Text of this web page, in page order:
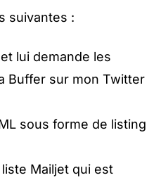
suivantes :
lui demande les
Buffer sur mon Twitter
sous forme de listing
Mailjet qui est